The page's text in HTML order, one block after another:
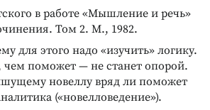
в работе «Мышление и речь»
Том 2. М., 1982.
для этого надо «изучить» логику.
поможет — не станет опорой.
новеллу вряд ли поможет
(«новелловедение»).